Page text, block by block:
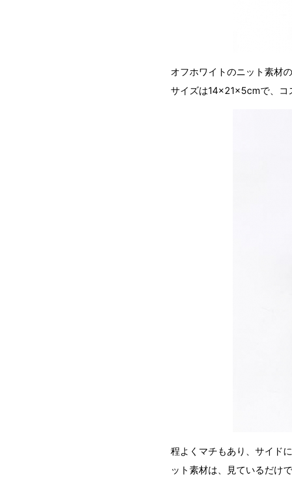
オフホワイトのニット素材
サイズは14×21×5cmで、コ
程よくマチもあり、サイド
ット素材は、見ているだけ